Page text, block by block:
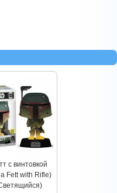
с винтовкой
Fett with Rifle)